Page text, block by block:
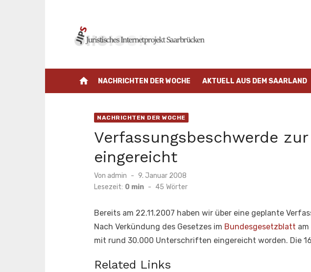
home NACHRICHTEN DER WOCHE AKTUELL AUS DEM SAARLAND
NACHRICHTEN DER WOCHE
Verfassungsbeschwerde
eingereicht
Von admin
Veröffentlicht
am
9. Januar 2008
Lesezeit: 0 min - 45 Wörter
Bereits am 22.11.2007 haben wir über eine geplante
Nach Verkündung des Gesetzes im Bundesgesetzblatt
mit rund 30.000 Unterschriften eingereicht worden. Die
Related Links